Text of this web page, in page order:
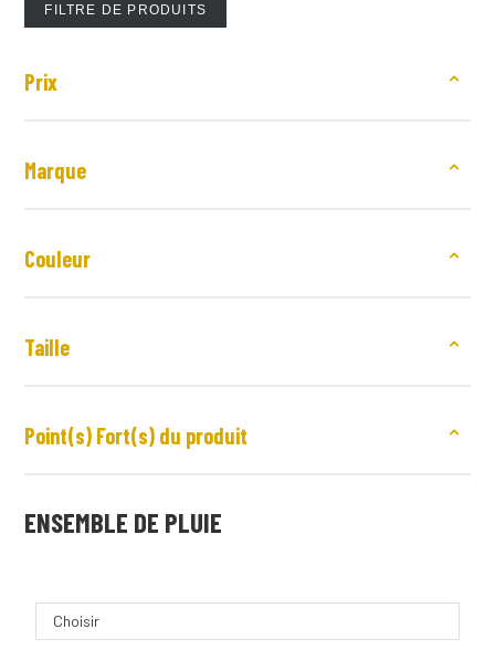
FILTRE DE PRODUITS
Prix
Marque
Couleur
Taille
Point(s) Fort(s) du produit
ENSEMBLE DE PLUIE
Choisir